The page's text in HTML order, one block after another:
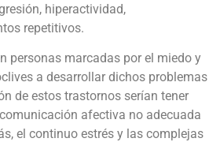
hiperactividad,
repetitivos.
personas marcadas por el miedo y
a desarrollar dichos problemas
de estos trastornos serían tener
afectiva no adecuada
el continuo estrés y las complejas